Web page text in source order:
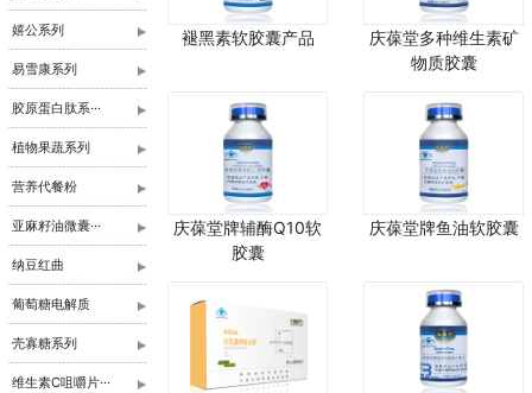
嬉公系列
易雪康系列
胶原蛋白肽系···
植物果蔬系列
营养代餐粉
亚麻籽油微囊···
纳豆红曲
葡萄糖电解质
壳寡糖系列
维生素C咀嚼片···
褪黑素软胶囊产品
庆葆堂多种维生素矿
物质胶囊
庆葆堂牌辅酶Q10软
胶囊
庆葆堂牌鱼油软胶囊